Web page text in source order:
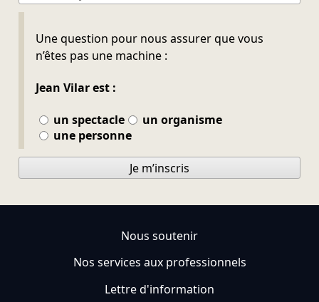
Une question pour nous assurer que vous
n’êtes pas une machine :
Jean Vilar est :
un spectacle
un organisme
une personne
Ne pas remplir
Je m’inscris
Nous soutenir
Nos services aux professionnels
Lettre d'information